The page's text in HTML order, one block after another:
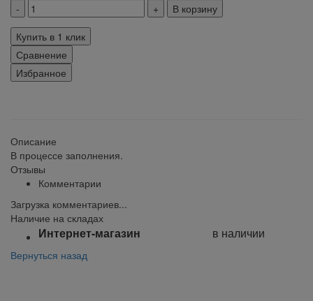
В корзину
Купить в 1 клик
Сравнение
Избранное
Описание
В процессе заполнения.
Отзывы
Комментарии
Загрузка комментариев...
Наличие на складах
Интернет-магазин в наличии
Вернуться назад